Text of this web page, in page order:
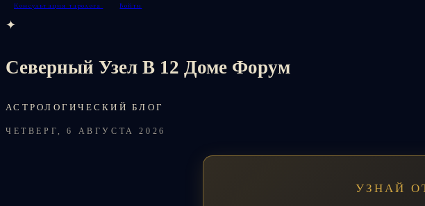
Консультация таролога Войти
✦
Северный Узел В 12 Доме Форум
АСТРОЛОГИЧЕСКИЙ БЛОГ
ЧЕТВЕРГ, 6 АВГУСТА 2026
УЗНАЙ